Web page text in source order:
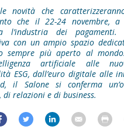
novità che
che il 22-24 novembre,
l’industria dei
con un ampio spazio
sempre più aperto al
artificiale alle
ESG, dall’euro digitale alle
il Salone si conferma
di relazioni e di business.